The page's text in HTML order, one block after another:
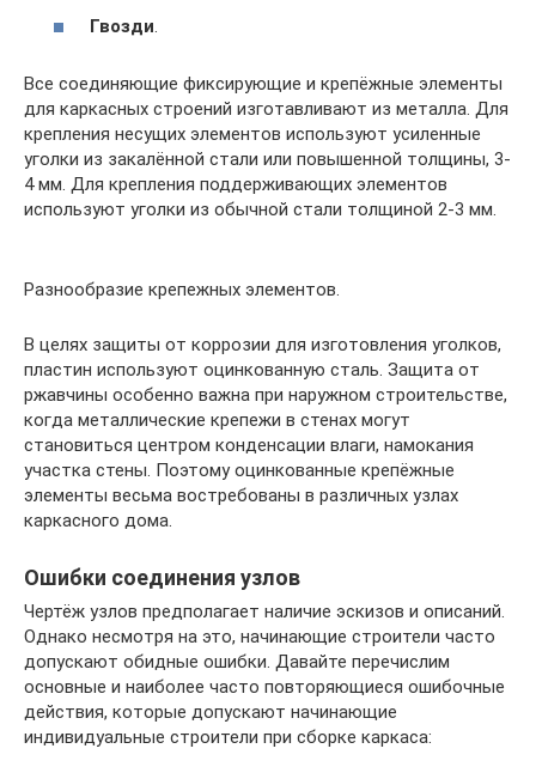
Гвозди
Все соединяющие фиксирующие и крепёжные элементы
для каркасных строений изготавливают из металла. Для
крепления несущих элементов используют усиленные
уголки из закалённой стали или повышенной толщины, 3-
4 мм. Для крепления поддерживающих элементов
используют уголки из обычной стали толщиной 2-3 мм.
Разнообразие крепежных элементов.
В целях защиты от коррозии для изготовления уголков,
пластин используют оцинкованную сталь. Защита от
ржавчины особенно важна при наружном строительстве,
когда металлические крепежи в стенах могут
становиться центром конденсации влаги, намокания
участка стены. Поэтому оцинкованные крепёжные
элементы весьма востребованы в различных узлах
каркасного дома.
Ошибки соединения узлов
Чертёж узлов предполагает наличие эскизов и описаний.
Однако несмотря на это, начинающие строители часто
допускают обидные ошибки. Давайте перечислим
основные и наиболее часто повторяющиеся ошибочные
действия, которые допускают начинающие
индивидуальные строители при сборке каркаса: